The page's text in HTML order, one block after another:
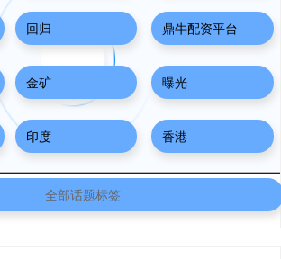
回归 鼎牛配资平台
金矿 曝光
印度 香港
全部话题标签